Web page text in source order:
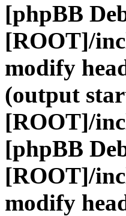
[phpBB
[ROOT]/
modify
(output
[ROOT]/
[phpBB
[ROOT]/
modify